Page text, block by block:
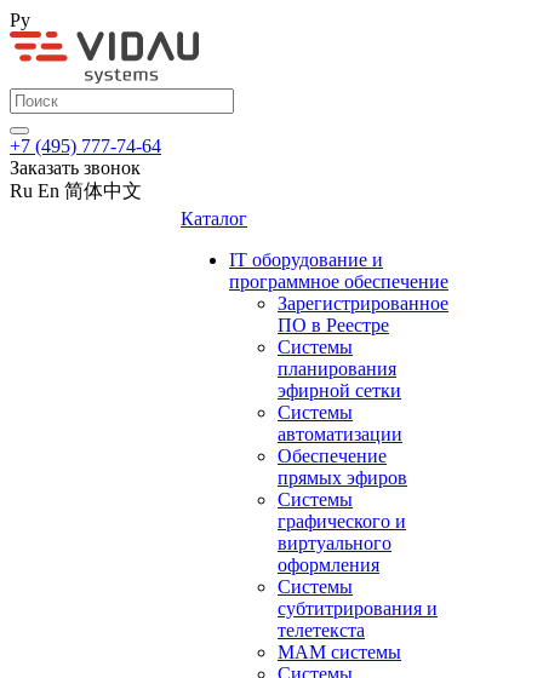
Ру
+7 (495) 777-74-64
Заказать звонок
Ru En 简体中文
Каталог
IT оборудование и
программное обеспечение
Зарегистрированное
ПО в Реестре
Системы
планирования
эфирной сетки
Системы
автоматизации
Обеспечение
прямых эфиров
Системы
графического и
виртуального
оформления
Системы
субтитрирования и
телетекста
MAM системы
Системы